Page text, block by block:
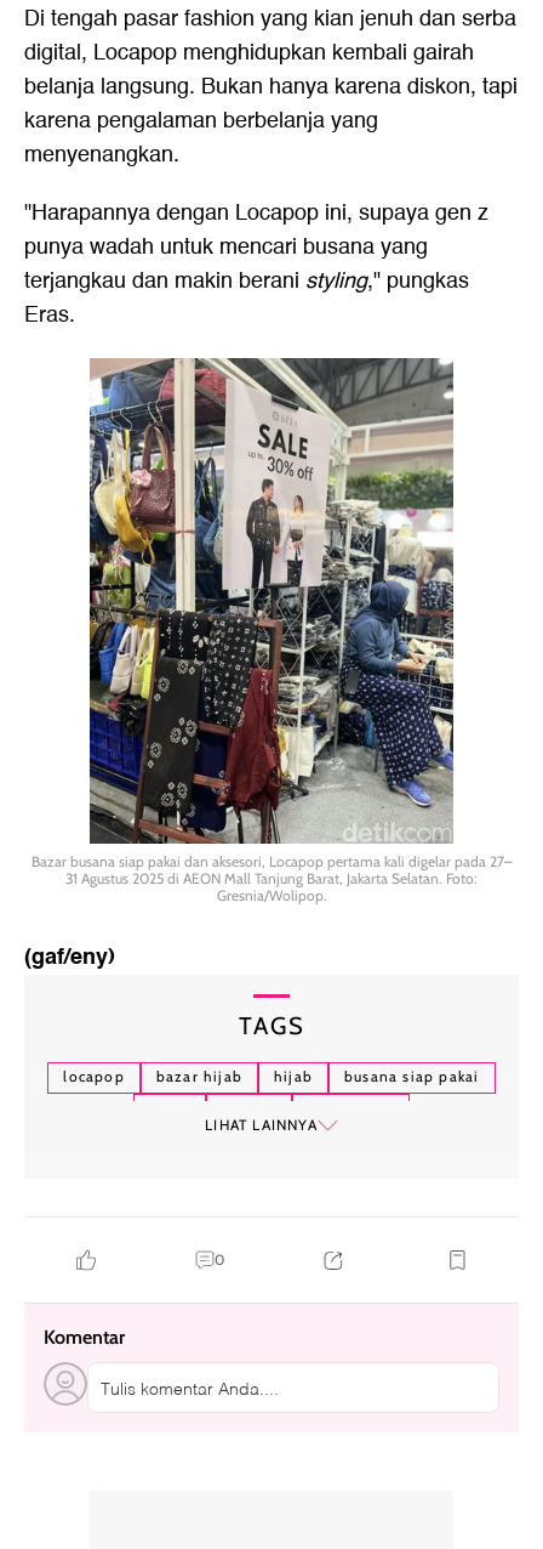
Di tengah pasar fashion yang kian jenuh dan serba
digital, Locapop menghidupkan kembali gairah
belanja langsung. Bukan hanya karena diskon, tapi
karena pengalaman berbelanja yang
menyenangkan.
"Harapannya dengan Locapop ini, supaya gen z
punya wadah untuk mencari busana yang
terjangkau dan makin berani styling," pungkas
Eras.
Bazar busana siap pakai dan aksesori, Locapop pertama kali digelar pada 27–
31 Agustus 2025 di AEON Mall Tanjung Barat, Jakarta Selatan. Foto:
Gresnia/Wolipop.
(gaf/eny)
TAGS
locapop bazar hijab hijab
busana siap pakai
LIHAT LAINNYA
0
Komentar
Tulis komentar Anda....